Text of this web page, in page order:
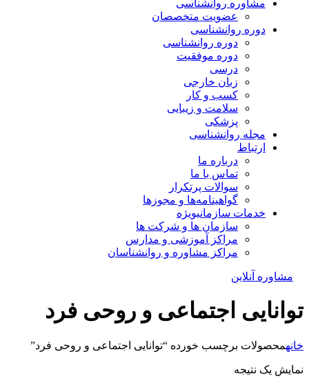
مشاوره روانشناسی
عضویت متخصصان
دوره روانشناسی
دوره روانشناسی
دوره موفقیت
درسی
زبان خارجی
کسب و کار
سلامت و زیبایی
پزشکی
مجله روانشناسی
ارتباط
درباره ما
تماس با ما
سوالات پرتکرار
گواهینامه‌ها و مجوزها
خدمات سازمانیویژه
سازمان ها و شرکت ها
مراکز آموزشی و مدارس
مراکز مشاوره و روانشناسان
مشاوره آنلاین
توانایی اجتماعی و روحی فرد
خانهمحصولات برچسب خورده “توانایی اجتماعی و روحی فرد”
نمایش یک نتیجه